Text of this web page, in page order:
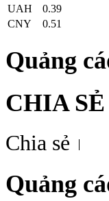
UAH
0.39
CNY
0.51
Quảng
CHIA SẺ
Chia sẻ
Quảng